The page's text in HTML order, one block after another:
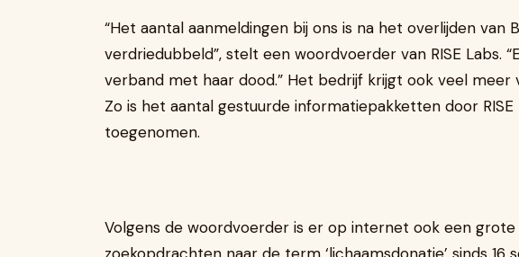
“Het aantal aanmeldingen bij ons is na het overlijden van
verdriedubbeld”, stelt een woordvoerder van RISE Labs.
verband met haar dood.” Het bedrijf krijgt ook veel meer
Zo is het aantal gestuurde informatiepakketten door
toegenomen.
Volgens de woordvoerder is er op internet ook een